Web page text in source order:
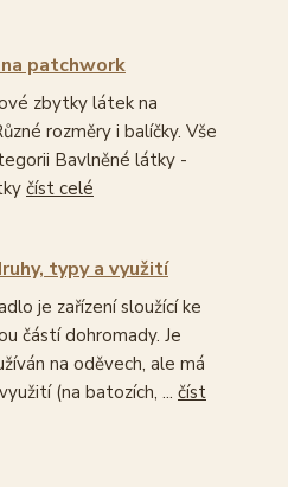
patchwork
zbytky látek na
rozměry i balíčky. Vše
Bavlněné látky -
číst celé
typy a využití
je zařízení sloužící ke
částí dohromady. Je
na oděvech, ale má
(na batozích, ... číst